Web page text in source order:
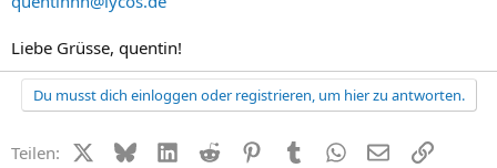
Liebe Grüsse, quentin!
Du musst dich einloggen oder registrieren, um hier zu antworten.
Teilen: X (Twitter)
BlueskyLinkedIn
Reddit PinterestTumblr WhatsApp
E-MailLink